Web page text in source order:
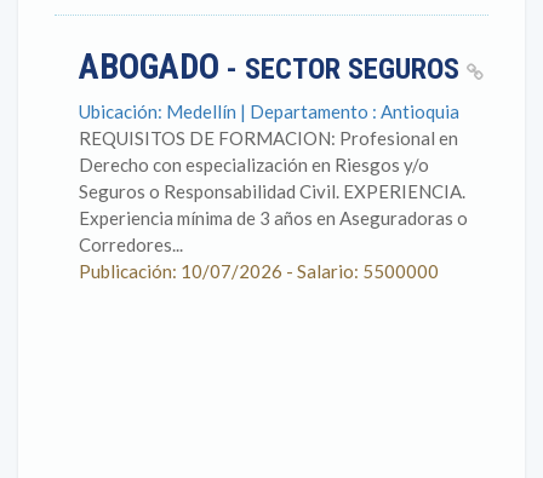
ABOGADO - SECTOR SEGUROS
Ubicación: Medellín | Departamento : Antioquia
REQUISITOS DE FORMACION: Profesional en
Derecho con especialización en Riesgos y/o
Seguros o Responsabilidad Civil. EXPERIENCIA.
Experiencia mínima de 3 años en Aseguradoras o
Corredores...
Publicación: 10/07/2026 - Salario: 5500000